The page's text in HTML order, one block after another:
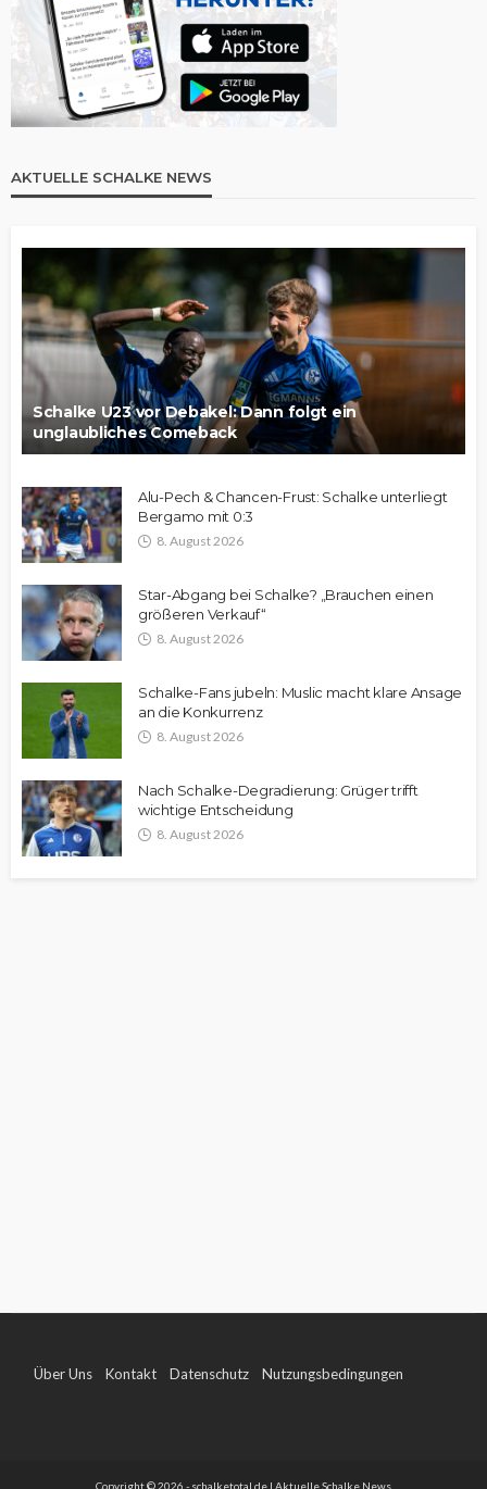
AKTUELLE SCHALKE NEWS
Schalke U23 vor Debakel: Dann folgt ein
unglaubliches Comeback
Alu-Pech & Chancen-Frust: Schalke unterliegt
Bergamo mit 0:3
8. August 2026
Star-Abgang bei Schalke? „Brauchen einen
größeren Verkauf“
8. August 2026
Schalke-Fans jubeln: Muslic macht klare Ansage
an die Konkurrenz
8. August 2026
Nach Schalke-Degradierung: Grüger trifft
wichtige Entscheidung
8. August 2026
Über Uns Kontakt Datenschutz Nutzungsbedingungen
Copyright © 2026 - schalketotal.de | Aktuelle Schalke News